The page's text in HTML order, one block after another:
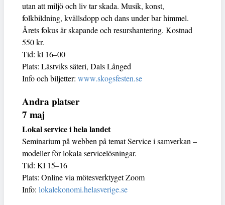
utan att miljö och liv tar skada. Musik, konst,
folkbildning, kvällsdopp och dans under bar himmel.
Årets fokus är skapande och resurshantering. Kostnad
550 kr.
Tid: kl 16–00
Plats: Lästviks säteri, Dals Långed
Info och biljetter: www.skogsfesten.se
Andra platser
7 maj
Lokal service i hela landet
Seminarium på webben på temat Service i samverkan –
modeller för lokala servicelösningar.
Tid: Kl 15–16
Plats: Online via mötesverktyget Zoom
Info: lokalekonomi.helasverige.se